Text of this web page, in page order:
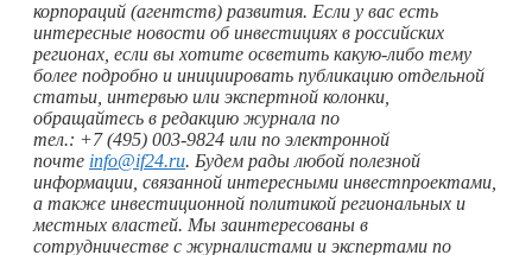
корпораций (агентств) развития. Если у вас есть
интересные новости об инвестициях в российских
регионах, если вы хотите осветить какую-либо тему
более подробно и инициировать публикацию отдельной
статьи, интервью или экспертной колонки,
обращайтесь в редакцию журнала по
тел.: +7 (495) 003‑9824 или по электронной
почте info@if24.ru. Будем рады любой полезной
информации, связанной интересными инвестпроектами,
а также инвестиционной политикой региональных и
местных властей. Мы заинтересованы в
сотрудничестве с журналистами и экспертами по